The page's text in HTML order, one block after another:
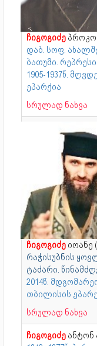
ჩიგოგიძე
დაბ. სოფ.
ბათუმი.
1905-1937წ.
ეპარქია
სრულად ნახვა
ჩიგოგიძე იოანე
რაჭისუბნის
ტაძარი.
2014წ.
თბილისის
სრულად ნახვა
ჩიგოგიძე ანტონ